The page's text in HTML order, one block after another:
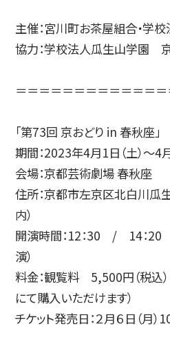
通信教育部
藝術学舎（公開
主催：宮川町お茶屋組合・学
協力：学校法人瓜生山学園
＝＝＝＝＝＝＝＝＝＝＝＝
「第73回 京おどり in 春秋座」
期間：2023年4月1日（土）～4
会場：京都芸術劇場 春秋座
住所：京都市左京区北白川瓜
内）
開演時間：12：30 / 14：
演）
料金：観覧料 5,500円（税込
にて購入いただけます）
チケット発売日：２月６日（月）